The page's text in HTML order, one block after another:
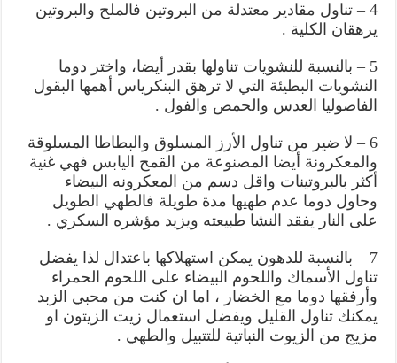
4 – تناول مقادير معتدلة من البروتين فالملح والبروتين
يرهقان الكلية .
5 – بالنسبة للنشويات تناولها بقدر أيضا، واختر دوما
النشويات البطيئة التي لا ترهق البنكرياس أهمها البقول
الفاصوليا العدس والحمص والفول .
6 – لا ضير من تناول الأرز المسلوق والبطاطا المسلوقة
والمعكرونة أيضا المصنوعة من القمح اليابس فهي غنية
أكثر بالبروتينات واقل دسم من المعكرونه البيضاء
وحاول دوما عدم طهيها مدة طويلة فالطهي الطويل
على النار يفقد النشا طبيعته ويزيد مؤشره السكري .
7 – بالنسبة للدهون يمكن استهلاكها باعتدال لذا يفضل
تناول الأسماك واللحوم البيضاء على اللحوم الحمراء
وأرفقها دوما مع الخضار ، اما ان كنت من محبي الزبد
يمكنك تناول القليل ويفضل استعمال زيت الزيتون او
مزيج من الزيوت النباتية للتتبيل والطهي .